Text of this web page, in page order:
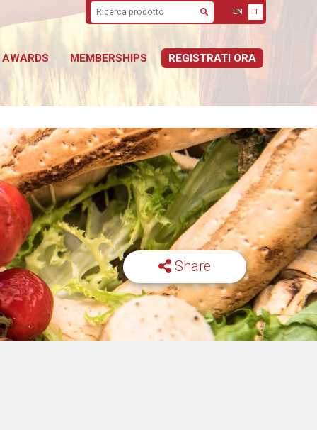
Cerca
EN IT
AWARDS MEMBERSHIPS REGISTRATI ORA
Share